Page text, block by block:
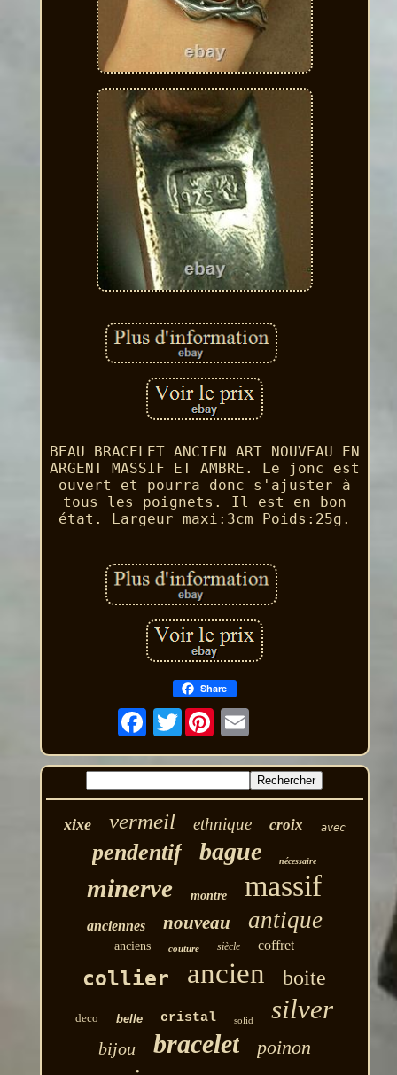
BEAU BRACELET ANCIEN ART NOUVEAU EN
ARGENT MASSIF ET AMBRE. Le jonc est
ouvert et pourra donc s'ajuster à
tous les poignets. Il est en bon
état. Largeur maxi:3cm Poids:25g.
Share
Twitter
xixe vermeil ethnique croix avec
pendentif bague nécessaire
minerve montre massif
anciennes nouveau antique
anciens couture siècle coffret
collier ancien boite
deco belle cristal solid silver
bijou bracelet poinon